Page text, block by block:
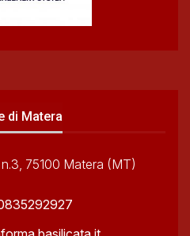
di Matera
75100 Matera (MT)